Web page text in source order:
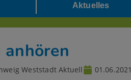
Aktuelles
Weststadt Aktuell 01.06.2021